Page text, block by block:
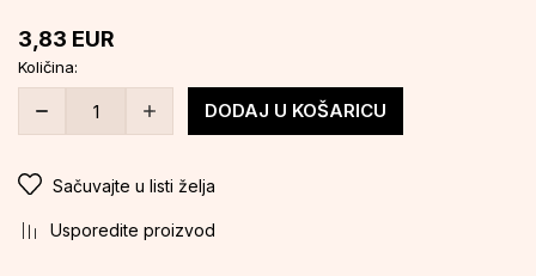
3,83 EUR
Količina:
DODAJ U KOŠARICU
Sačuvajte u listi želja
Usporedite proizvod